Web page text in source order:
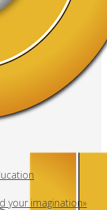
your imagination»